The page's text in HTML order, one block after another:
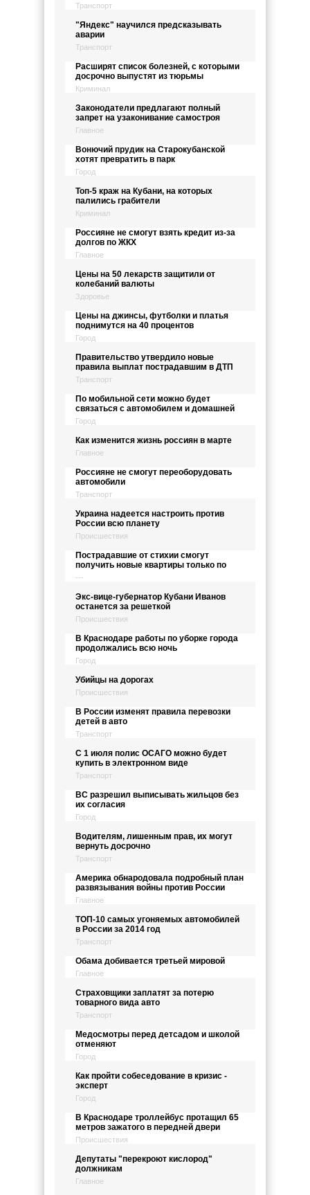
Транспорт
"Яндекс" научился предсказывать
аварии
Транспорт
Расширят список болезней, с которыми
досрочно выпустят из тюрьмы
Криминал
Законодатели предлагают полный
запрет на узаконивание самостроя
Главное
Вонючий прудик на Старокубанской
хотят превратить в парк
Город
Топ-5 краж на Кубани, на которых
палились грабители
Криминал
Россияне не смогут взять кредит из-за
долгов по ЖКХ
Главное
Цены на 50 лекарств защитили от
колебаний валюты
Здоровье
Цены на джинсы, футболки и платья
поднимутся на 40 процентов
Город
Правительство утвердило новые
правила выплат пострадавшим в ДТП
Транспорт
По мобильной сети можно будет
связаться с автомобилем и домашней
Город
Как изменится жизнь россиян в марте
Главное
Россияне не смогут переоборудовать
автомобили
Транспорт
Украина надеется настроить против
России всю планету
Происшествия
Пострадавшие от стихии смогут
получить новые квартиры только по
---
Экс-вице-губернатор Кубани Иванов
останется за решеткой
Происшествия
В Краснодаре работы по уборке города
продолжались всю ночь
Город
Убийцы на дорогах
Происшествия
В России изменят правила перевозки
детей в авто
Транспорт
С 1 июля полис ОСАГО можно будет
купить в электронном виде
Транспорт
ВС разрешил выписывать жильцов без
их согласия
Город
Водителям, лишенным прав, их могут
вернуть досрочно
Транспорт
Америка обнародовала подробный план
развязывания войны против России
Главное
ТОП-10 самых угоняемых автомобилей
в России за 2014 год
Транспорт
Обама добивается третьей мировой
Главное
Страховщики заплатят за потерю
товарного вида авто
Транспорт
Медосмотры перед детсадом и школой
отменяют
Город
Как пройти собеседование в кризис -
эксперт
Город
В Краснодаре троллейбус протащил 65
метров зажатого в передней двери
Происшествия
Депутаты "перекроют кислород"
должникам
Главное